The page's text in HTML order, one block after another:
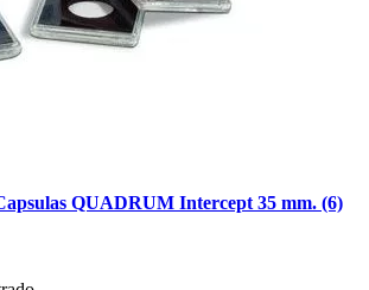
QUADRUM Intercept 35 mm. (6)